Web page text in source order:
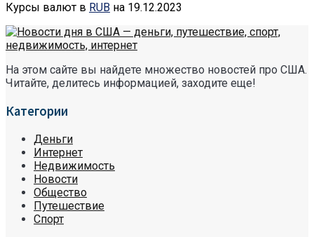
Курсы валют в RUB на 19.12.2023
На этом сайте вы найдете множество новостей про США.
Читайте, делитесь информацией, заходите еще!
Категории
Деньги
Интернет
Недвижимость
Новости
Общество
Путешествие
Спорт